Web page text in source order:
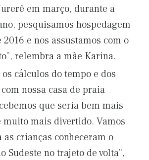
em março, durante a
pesquisamos hospedagem
e nos assustamos com o
relembra a mãe Karina.
cálculos do tempo e dos
nossa casa de praia
que seria bem mais
muito mais divertido. Vamos
crianças conheceram o
Sudeste no trajeto de volta”,